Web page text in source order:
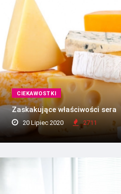
CIEKAWOSTKI
Zaskakujące właściwości sera
20 Lipiec 2020 2711